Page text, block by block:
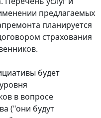
предлагаемых
планируется
страхования
будет
в вопросе
("они будут